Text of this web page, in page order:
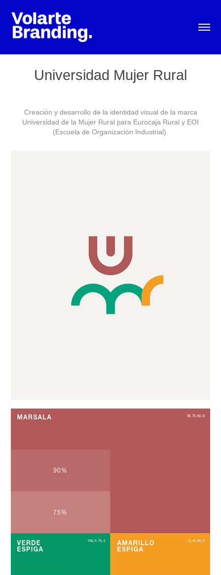
Universidad Mujer Rural
Creación y desarrollo de la identidad visual de la marca
Universidad de la Mujer Rural para Eurocaja Rural y EOI
(Escuela de Organización Industrial).